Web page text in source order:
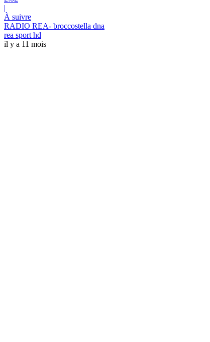
|
À suivre
RADIO REA- broccostella dna
rea sport hd
il y a 11 mois